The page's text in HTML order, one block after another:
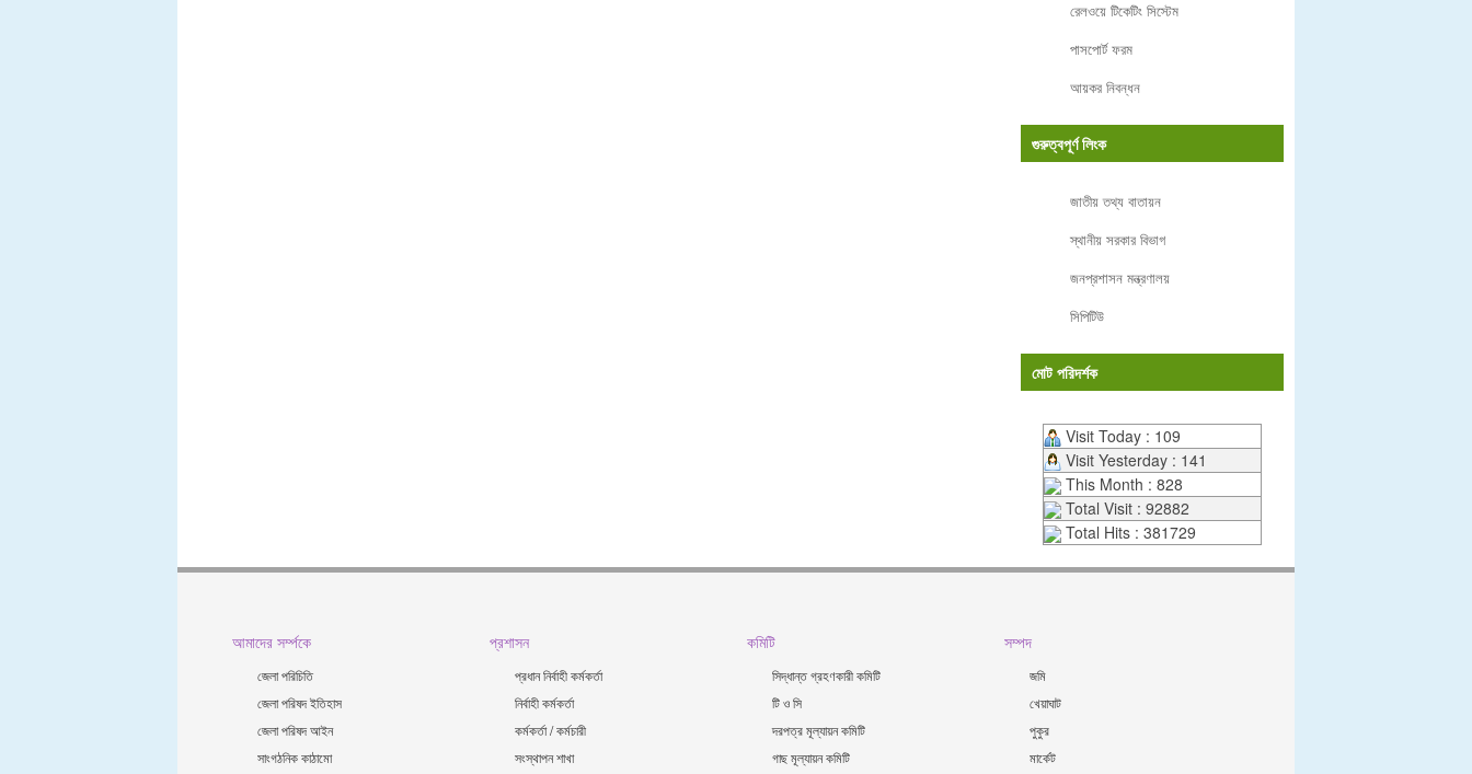
রেলওয়ে টিকেটিং সিস্টেম
পাসপোর্ট ফরম
আয়কর নিবন্ধন
গুরুত্বপূর্ণ লিংক
জাতীয় তথ্য বাতায়ন
স্থানীয় সরকার বিভাগ
জনপ্রশাসন মন্ত্রণালয়
সিপিটিউ
মোট পরিদর্শক
Visit Today : 109
Visit Yesterday : 141
This Month : 828
Total Visit : 92882
Total Hits : 381729
আমাদের সর্ম্পকে
জেলা পরিচিতি
জেলা পরিষদ ইতিহাস
জেলা পরিষদ আইন
সাংগঠনিক কাঠামো
প্রশাসন
প্রধান নির্বাহী কর্মকর্তা
নির্বাহী কর্মকর্তা
কর্মকর্তা / কর্মচারী
সংস্থাপন শাখা
কমিটি
সিদ্ধান্ত গ্রহণকারী কমিটি
টি ও সি
দরপত্র মূল্যায়ন কমিটি
গাছ মূল্যায়ন কমিটি
সম্পদ
জমি
খেয়াঘাট
পুকুর
মার্কেট